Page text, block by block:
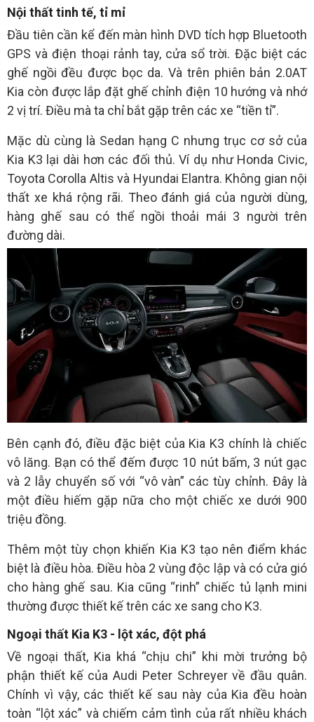
Nội thất tinh tế, tỉ mỉ
Đầu tiên cần kể đến màn hình DVD tích hợp Bluetooth
GPS và điện thoại rảnh tay, cửa sổ trời. Đặc biệt các
ghế ngồi đều được bọc da. Và trên phiên bản 2.0AT
Kia còn được lắp đặt ghế chỉnh điện 10 hướng và nhớ
2 vị trí. Điều mà ta chỉ bắt gặp trên các xe “tiền tỉ”.
Mặc dù cùng là Sedan hạng C nhưng trục cơ sở của
Kia K3 lại dài hơn các đối thủ. Ví dụ như Honda Civic,
Toyota Corolla Altis và Hyundai Elantra. Không gian nội
thất xe khá rộng rãi. Theo đánh giá của người dùng,
hàng ghế sau có thể ngồi thoải mái 3 người trên
đường dài.
Bên cạnh đó, điều đặc biệt của Kia K3 chính là chiếc
vô lăng. Bạn có thể đếm được 10 nút bấm, 3 nút gạc
và 2 lẫy chuyển số với “vô vàn” các tùy chỉnh. Đây là
một điều hiếm gặp nữa cho một chiếc xe dưới 900
triệu đồng.
Thêm một tùy chọn khiến Kia K3 tạo nên điểm khác
biệt là điều hòa. Điều hòa 2 vùng độc lập và có cửa gió
cho hàng ghế sau. Kia cũng “rinh” chiếc tủ lạnh mini
thường được thiết kế trên các xe sang cho K3.
Ngoại thất Kia K3 - lột xác, đột phá
Về ngoại thất, Kia khá “chịu chi” khi mời trưởng bộ
phận thiết kế của Audi Peter Schreyer về đầu quân.
Chính vì vậy, các thiết kế sau này của Kia đều hoàn
toàn “lột xác” và chiếm cảm tình của rất nhiều khách